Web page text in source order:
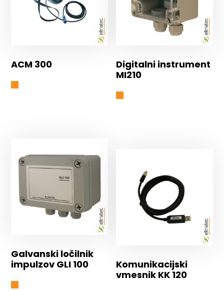
ACM 300
Digitalni instrument
MI210
Galvanski ločilnik
impulzov GLI 100
Komunikacijski
vmesnik KK 120